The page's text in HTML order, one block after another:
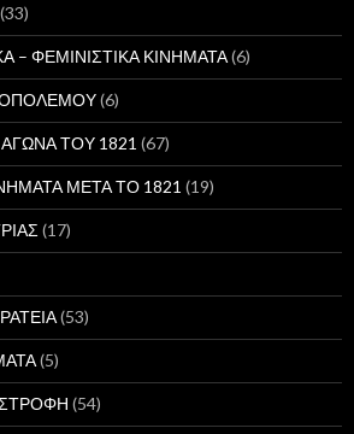
(33)
– ΦΕΜΙΝΙΣΤΙΚΑ ΚΙΝΗΜΑΤΑ(6)
(6)
ΤΟΥ 1821 (67)
ΜΕΤΑ ΤΟ 1821 (19)
(17)
(53)
(5)
(54)